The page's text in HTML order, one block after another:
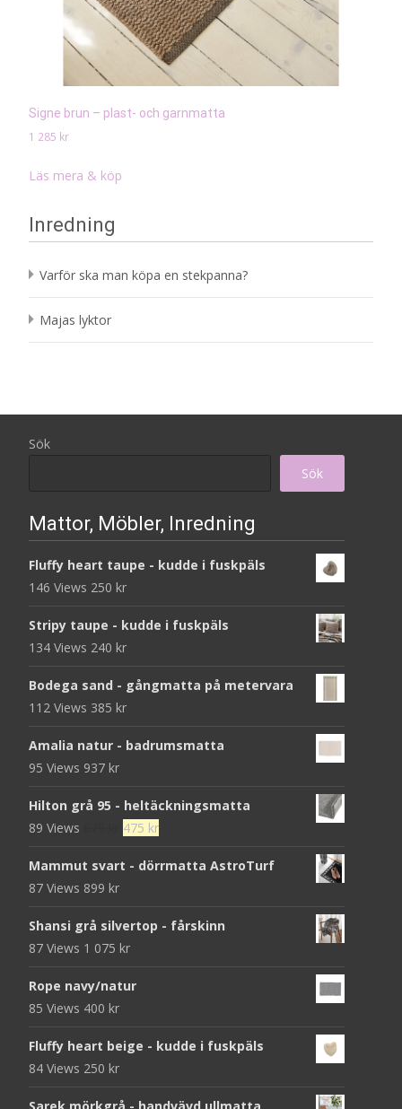
Signe brun – plast- och garnmatta
1 285 kr
Läs mera & köp
Inredning
Varför ska man köpa en stekpanna?
Majas lyktor
Sök
Sök
Mattor, Möbler, Inredning
Fluffy heart taupe - kudde i fuskpäls
146 Views 250 kr
Stripy taupe - kudde i fuskpäls
134 Views 240 kr
Bodega sand - gångmatta på metervara
112 Views 385 kr
Amalia natur - badrumsmatta
95 Views 937 kr
Hilton grå 95 - heltäckningsmatta
89 Views
Det
priset
475 krDet
priset
475 kr.
Mammut svart - dörrmatta AstroTurf
87 Views 899 kr
Shansi grå silvertop - fårskinn
87 Views 1 075 kr
Rope navy/natur
85 Views 400 kr
Fluffy heart beige - kudde i fuskpäls
84 Views 250 kr
Sarek mörkgrå - handvävd ullmatta